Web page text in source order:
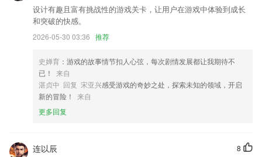
设计有趣且富有挑战性的游戏关卡，让用户在游戏中体验到成长
和突破的快感。
2026-05-30 03:36 推荐
史婵育 ：游戏的故事情节扣人心弦，每次剧情发展都让我期待不
已！
来自
湛贞中 回复 宋亚兴感受游戏的奇妙之处，探索未知的领域，开启
新的冒险！
来自
更多回复
8
连以辰